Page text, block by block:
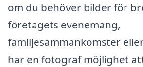
om du behöver bilder för
företagets evenemang,
familjesammankomster
har en fotograf möjlighet